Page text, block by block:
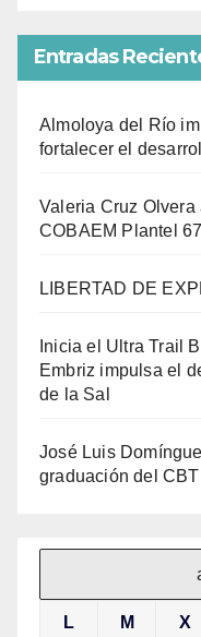
Entradas
Almoloya del Río
fortalecer el
Valeria Cruz Olvera
COBAEM Plantel
LIBERTAD DE
Inicia el Ultra Trail
Embriz impulsa el
de la Sal
José Luis
graduación del
L M X